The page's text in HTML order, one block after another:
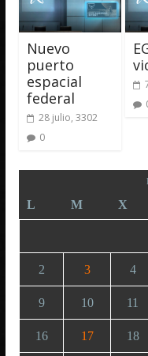
Nuevo
puerto
espacial
federal
28 julio, 3302
0
L
M X
2 3 4
9 10 11
16 17 18